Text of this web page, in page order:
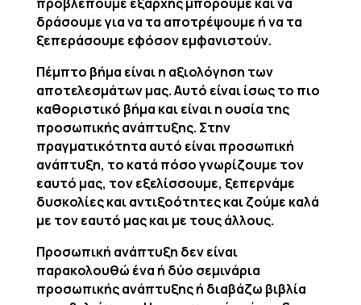
δράσουμε για να τα αποτρέψουμε ή να τα
ξεπεράσουμε εφόσον εμφανιστούν.
Πέμπτο βήμα είναι η αξιολόγηση των
αποτελεσμάτων μας. Αυτό είναι ίσως το πιο
καθοριστικό βήμα και είναι η ουσία της
προσωπικής ανάπτυξης. Στην
πραγματικότητα αυτό είναι προσωπική
ανάπτυξη, το κατά πόσο γνωρίζουμε τον
εαυτό μας, τον εξελίσσουμε, ξεπερνάμε
δυσκολίες και αντιξοότητες και ζούμε καλά
με τον εαυτό μας και με τους άλλους.
Προσωπική ανάπτυξη δεν είναι
παρακολουθώ ένα ή δύο σεμινάρια
προσωπικής ανάπτυξης ή διαβάζω βιβλία